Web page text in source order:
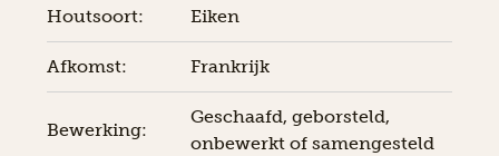
Houtsoort: Eiken
Afkomst: Frankrijk
Bewerking:
Geschaafd, geborsteld,
onbewerkt of samengesteld